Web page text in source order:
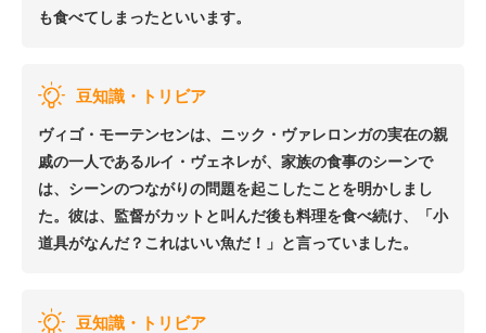
も食べてしまったといいます。
豆知識・トリビア
ヴィゴ・モーテンセンは、ニック・ヴァレロンガの実在の親
戚の一人であるルイ・ヴェネレが、家族の食事のシーンで
は、シーンのつながりの問題を起こしたことを明かしまし
た。彼は、監督がカットと叫んだ後も料理を食べ続け、「小
道具がなんだ？これはいい魚だ！」と言っていました。
豆知識・トリビア